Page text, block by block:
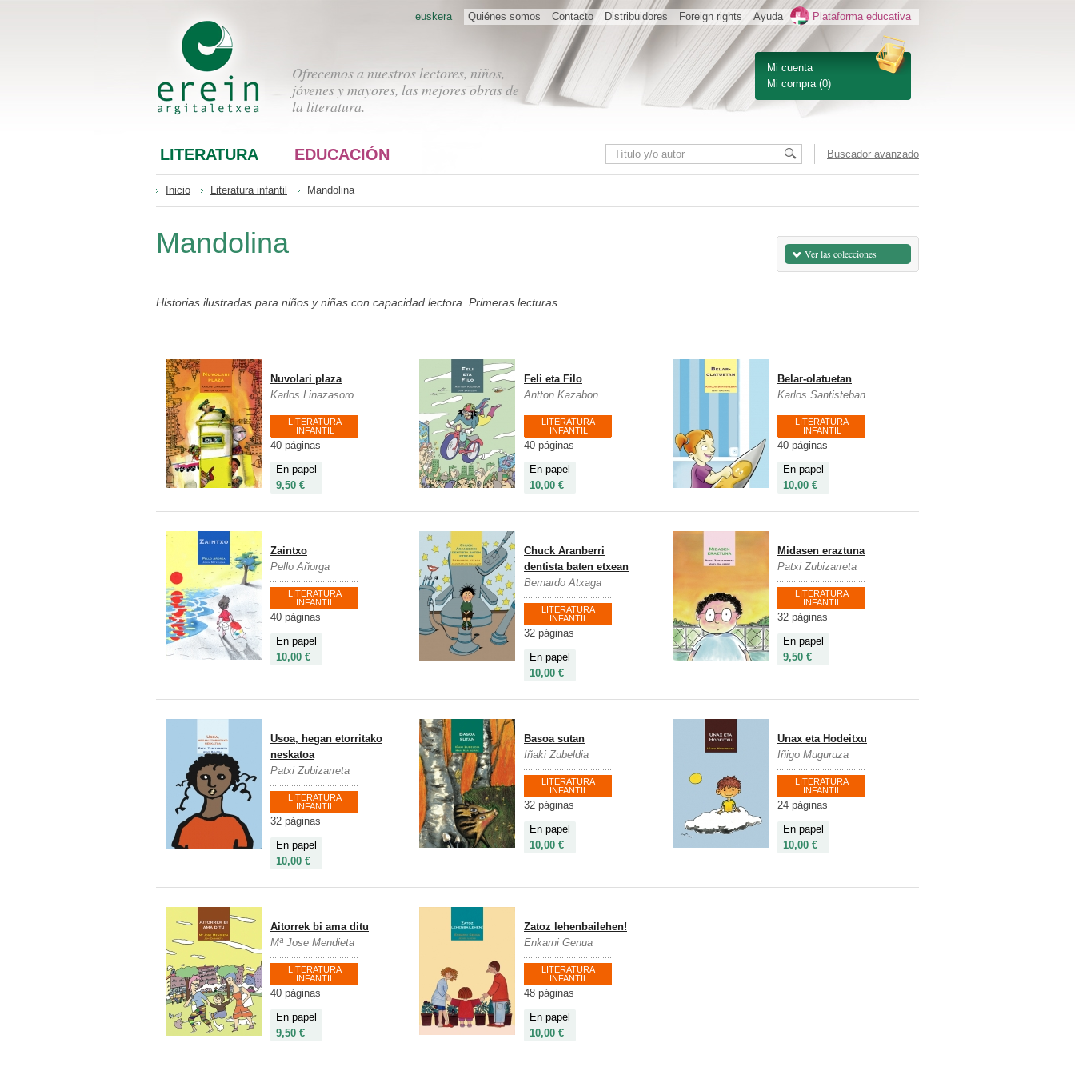
Mi cuenta
Mi compra (0)
Ofrecemos a nuestros lectores, niños,
jóvenes y mayores, las mejores obras de
la literatura.
Quiénes somos Contacto Distribuidores Foreign rights Ayuda Plataforma educativa
euskera
LITERATURA EDUCACIÓN Buscador avanzado
Inicio Literatura infantil Mandolina
Mandolina Ver las colecciones
Historias ilustradas para niños y niñas con capacidad lectora. Primeras lecturas.
Nuvolari plaza
Karlos Linazasoro
LITERATURA
INFANTIL
40 páginas
En papel
9,50 €
Feli eta Filo
Antton Kazabon
LITERATURA
INFANTIL
40 páginas
En papel
10,00 €
Belar-olatuetan
Karlos Santisteban
LITERATURA
INFANTIL
40 páginas
En papel
10,00 €
Zaintxo
Pello Añorga
LITERATURA
INFANTIL
40 páginas
En papel
10,00 €
Chuck Aranberri
dentista baten etxean
Bernardo Atxaga
LITERATURA
INFANTIL
32 páginas
En papel
10,00 €
Midasen eraztuna
Patxi Zubizarreta
LITERATURA
INFANTIL
32 páginas
En papel
9,50 €
Usoa, hegan etorritako
neskatoa
Patxi Zubizarreta
LITERATURA
INFANTIL
32 páginas
En papel
10,00 €
Basoa sutan
Iñaki Zubeldia
LITERATURA
INFANTIL
32 páginas
En papel
10,00 €
Unax eta Hodeitxu
Iñigo Muguruza
LITERATURA
INFANTIL
24 páginas
En papel
10,00 €
Aitorrek bi ama ditu
Mª Jose Mendieta
LITERATURA
INFANTIL
40 páginas
En papel
9,50 €
Zatoz lehenbailehen!
Enkarni Genua
LITERATURA
INFANTIL
48 páginas
En papel
10,00 €